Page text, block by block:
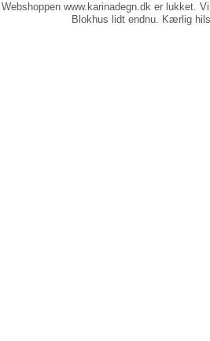
Webshoppen www.karinadegn.dk er lukket.
Blokhus lidt endnu. Kærlig